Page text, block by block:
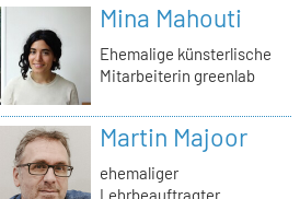
Mina Mahouti
Ehemalige künsterlische
Mitarbeiterin greenlab
Martin Majoor
ehemaliger